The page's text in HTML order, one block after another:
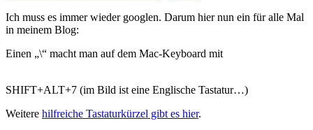
Ich muss es immer wieder googlen. Darum hier nun ein für alle Mal
in meinem Blog:
Einen „\“ macht man auf dem Mac-Keyboard mit
SHIFT+ALT+7 (im Bild ist eine Englische Tastatur…)
Weitere hilfreiche Tastaturkürzel gibt es hier.